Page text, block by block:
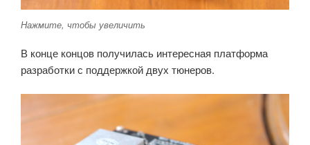
Нажмите, чтобы увеличить
В конце концов получилась интересная платформа
разработки с поддержкой двух тюнеров.